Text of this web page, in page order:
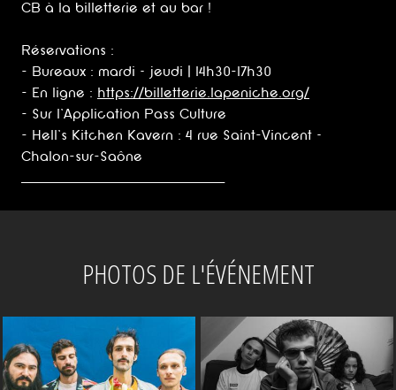
CB à la billetterie et au bar !
Réservations :
- Bureaux : mardi – jeudi | 14h30-17h30
- En ligne : https://billetterie.lapeniche.org/
- Sur l'Application Pass Culture
- Hell’s Kitchen Kavern : 4 rue Saint-Vincent –
Chalon-sur-Saône
PHOTOS DE L'ÉVÉNEMENT